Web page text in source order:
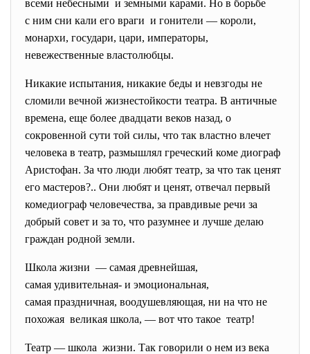
всеми небесными и земными карами. Но в борьбе
с ним сни кали его враги и гонители — короли,
монархи, государи, цари, императоры,
невежественные властолюбцы.
Никакие испытания, никакие беды и невзгоды не
сломили вечной жизнестойкости театра. В античные
времена, еще более двадцати веков назад, о
сокровенной сути той силы, что так властно влечет
человека в театр, размышлял греческий коме диограф
Аристофан. За что люди любят театр, за что так ценят
его мастеров?.. Они любят и ценят, отвечал первый
комедиограф человечества, за правдивые речи за
добрый совет и за то, что разумнее и лучше делаю
граждан родной земли.
Школа жизни — самая древнейшая,
самая удивительная- и эмоциональная,
самая праздничная, воодушевляющая, ни на что не
похожая великая школа, — вот что такое театр!
Театр — школа жизни. Так говорили о нем из века